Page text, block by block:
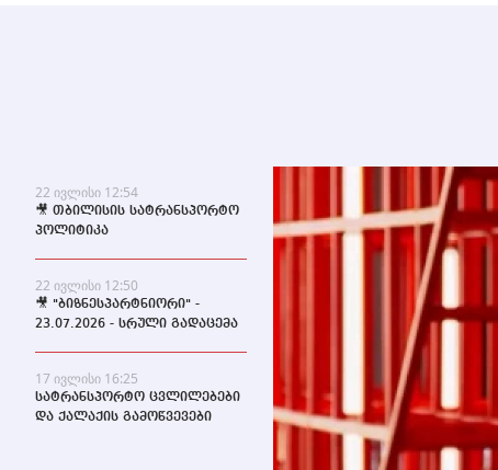
22 ივლისი 12:54
🎥 თბილისის სატრანსპორტო
პოლიტიკა
22 ივლისი 12:50
🎥 "ბიზნესპარტნიორი" -
23.07.2026 - სრული გადაცემა
17 ივლისი 16:25
სატრანსპორტო ცვლილებები
და ქალაქის გამოწვევები